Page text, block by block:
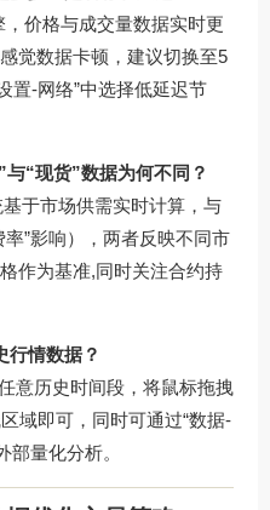
价格与成交量数据实时更
觉数据卡顿，建议切换至5
置-网络”中选择低延迟节
“现货”数据为何不同？
于市场供需实时计算，与
”影响），两者反映不同市
作为基准,同时关注合约持
行情数据？
意历史时间段，将鼠标拖拽
域即可，同时可通过“数据-
部量化分析。